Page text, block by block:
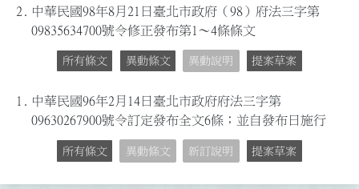
2.
中華民國98年8月21日臺北市政府（98）府法三字第
09835634700號令修正發布第1～4條條文
所有條文 異動條文 異動說明 提案草案
1. 中華民國96年2月14日臺北市政府府法三字第
09630267900號令訂定發布全文6條；並自發布日施行
所有條文 異動條文 新訂說明 提案草案